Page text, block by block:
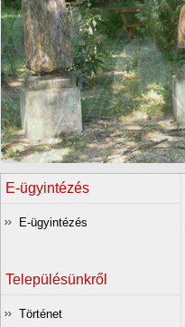
E-ügyintézés
E-ügyintézés
Településünkről
Történet